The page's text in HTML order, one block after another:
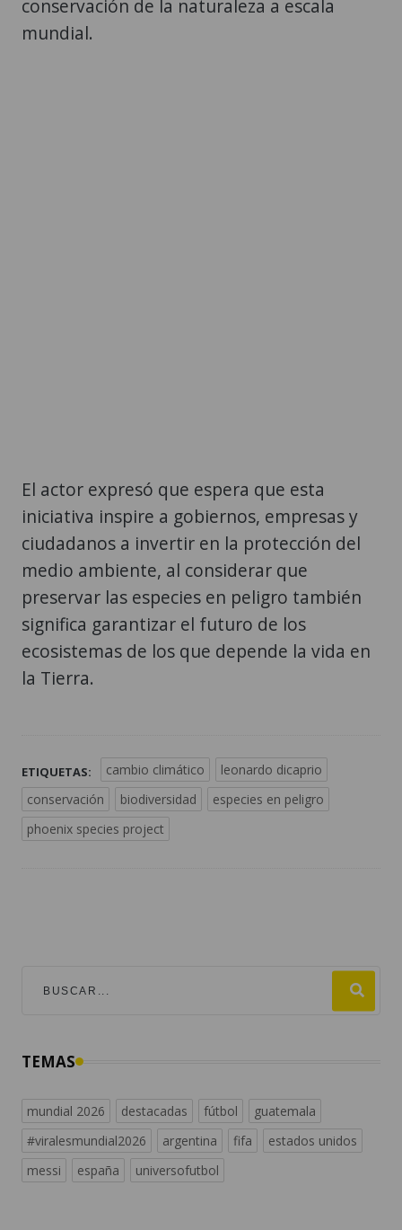
conservación de la naturaleza a escala
mundial.
El actor expresó que espera que esta
iniciativa inspire a gobiernos, empresas y
ciudadanos a invertir en la protección del
medio ambiente, al considerar que
preservar las especies en peligro también
significa garantizar el futuro de los
ecosistemas de los que depende la vida en
la Tierra.
ETIQUETAS: cambio climático
leonardo dicaprio
conservación
biodiversidad
especies en peligro
phoenix species project
TEMAS
mundial 2026 destacadas fútbol
guatemala
#viralesmundial2026
argentina fifa
estados unidos
messi
españa universofutbol